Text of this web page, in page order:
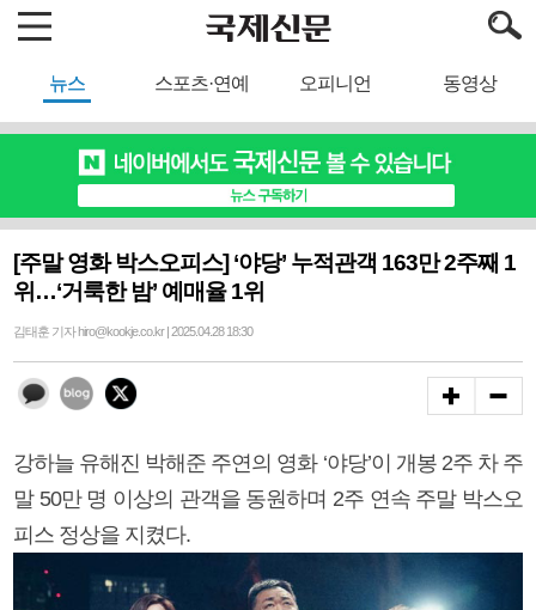
뉴스 스포츠·연예 오피니언 동영상
[주말 영화 박스오피스] ‘야당’ 누적관객 163만 2주째 1
위…‘거룩한 밤’ 예매율 1위
김태훈 기자 hiro@kookje.co.kr | 2025.04.28 18:30
강하늘 유해진 박해준 주연의 영화 ‘야당’이 개봉 2주 차 주
말 50만 명 이상의 관객을 동원하며 2주 연속 주말 박스오
피스 정상을 지켰다.